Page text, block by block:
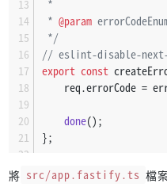
            {
                };
            }
        >();
*
* @param
*/
// eslint-disable-next-
export const
    req.
errorCode =
done();
};
// APIError
將 src/app.fastify.ts 檔